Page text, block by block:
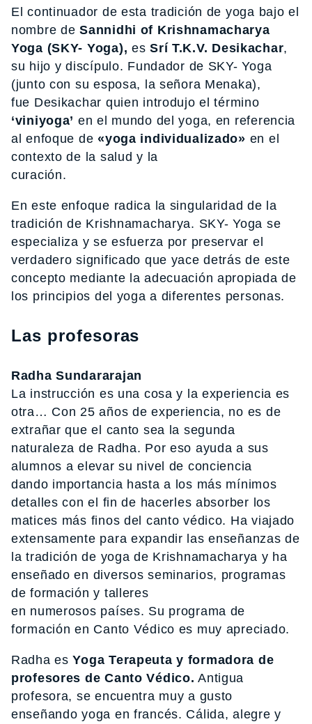
El continuador de esta tradición de yoga bajo el
nombre deSannidhi of Krishnamacharya
Yoga (SKY- Yoga), esSrí T.K.V. Desikachar,
su hijo y discípulo. Fundador de SKY- Yoga
(junto con su esposa, la señora Menaka),
fue Desikachar quien introdujo el término
‘viniyoga’ en el mundo del yoga, en referencia
al enfoque de «yoga individualizado» en el
contexto de la salud y la
curación.
En este enfoque radica la singularidad de la
tradición de Krishnamacharya. SKY- Yoga se
especializa y se esfuerza por preservar el
verdadero significado que yace detrás de este
concepto mediante la adecuación apropiada de
los principios del yoga a diferentes personas.
Las profesoras
Radha Sundararajan
La instrucción es una cosa y la experiencia es
otra… Con 25 años de experiencia, no es de
extrañar que el canto sea la segunda
naturaleza de Radha. Por eso ayuda a sus
alumnos a elevar su nivel de conciencia
dando importancia hasta a los más mínimos
detalles con el fin de hacerles absorber los
matices más finos del canto védico. Ha viajado
extensamente para expandir las enseñanzas de
la tradición de yoga de Krishnamacharya y ha
enseñado en diversos seminarios, programas
de formación y talleres
en numerosos países. Su programa de
formación en Canto Védico es muy apreciado.
Radha esYoga Terapeuta y formadora de
profesores de Canto Védico. Antigua
profesora, se encuentra muy a gusto
enseñando yoga en francés. Cálida, alegre y